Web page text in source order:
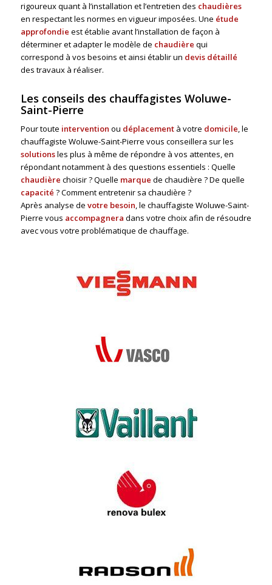
rigoureux quant à l’installation et l’entretien des chaudières
en respectant les normes en vigueur imposées. Une étude
approfondie est établie avant l’installation de façon à
déterminer et adapter le modèle de chaudière qui
correspond à vos besoins et ainsi établir un devis détaillé
des travaux à réaliser.
Les conseils des chauffagistes Woluwe-
Saint-Pierre
Pour toute intervention ou déplacementà votre domicile, le
chauffagiste Woluwe-Saint-Pierre vous conseillera sur les
solutionsles plus à même de répondre à vos attentes, en
répondant notamment à des questions essentiels : Quelle
chaudière choisir ? Quelle marque de chaudière ? De quelle
capacité ? Comment entretenir sa chaudière ?
Après analyse de votre besoin, le chauffagiste Woluwe-Saint-
Pierre vous accompagnera dans votre choix afin de résoudre
avec vous votre problématique de chauffage.